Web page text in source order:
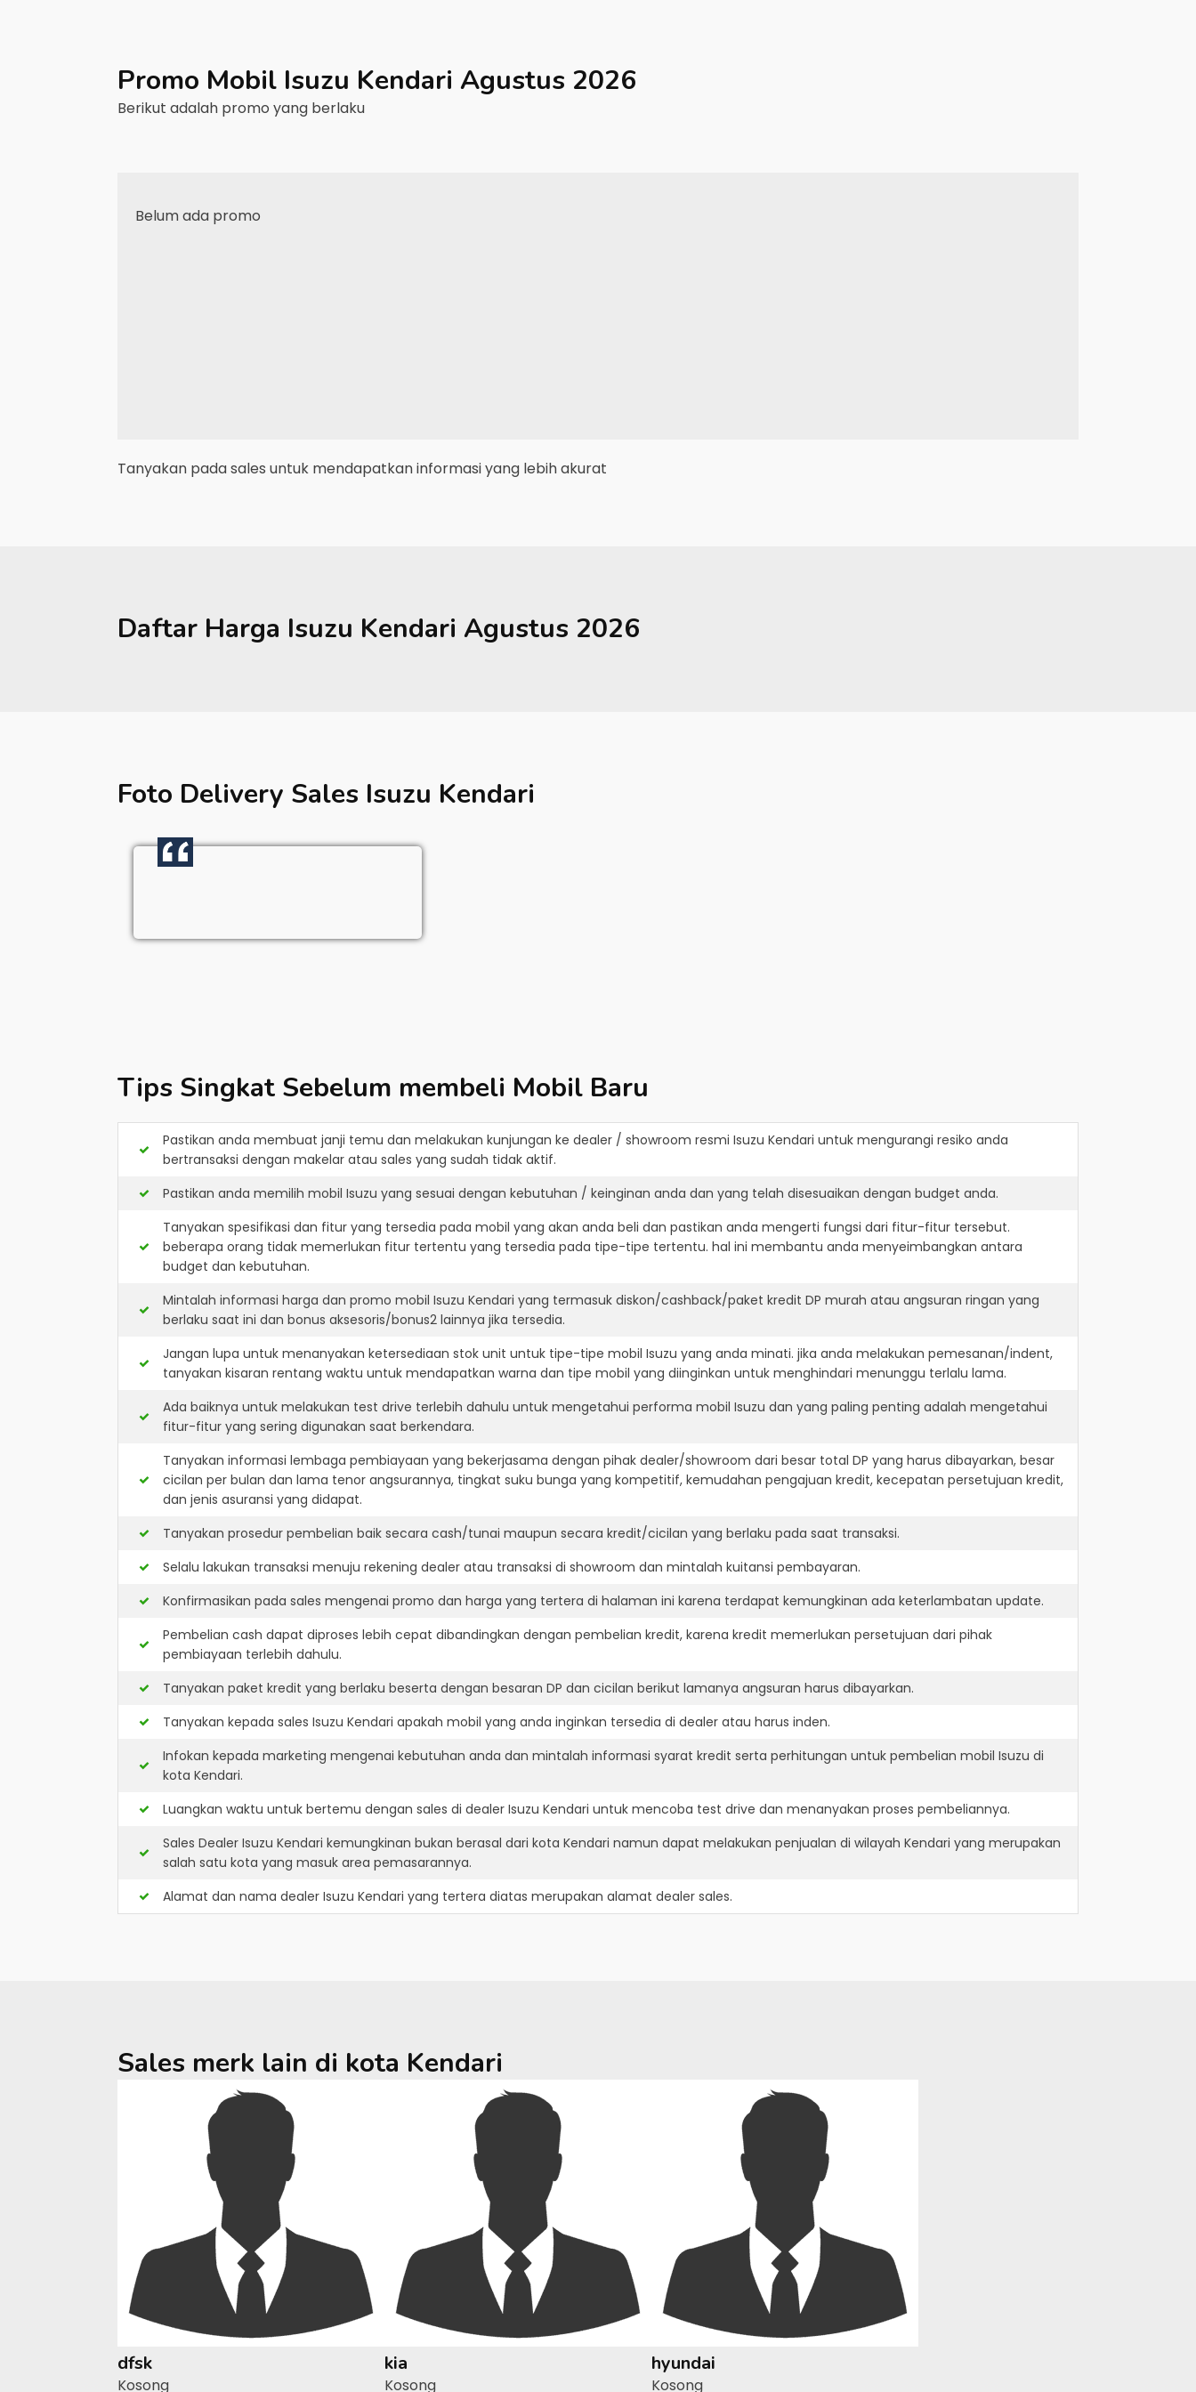
Promo Mobil Isuzu Kendari Agustus 2026
Berikut adalah promo yang berlaku
Belum ada promo
Tanyakan pada sales untuk mendapatkan informasi yang lebih akurat
Daftar Harga Isuzu Kendari Agustus 2026
Foto Delivery Sales Isuzu Kendari
Tips Singkat Sebelum membeli Mobil Baru
Pastikan anda membuat janji temu dan melakukan kunjungan ke dealer / showroom resmi Isuzu Kendari untuk mengurangi resiko anda
bertransaksi dengan makelar atau sales yang sudah tidak aktif.
Pastikan anda memilih mobil Isuzu yang sesuai dengan kebutuhan / keinginan anda dan yang telah disesuaikan dengan budget anda.
Tanyakan spesifikasi dan fitur yang tersedia pada mobil yang akan anda beli dan pastikan anda mengerti fungsi dari fitur-fitur tersebut.
beberapa orang tidak memerlukan fitur tertentu yang tersedia pada tipe-tipe tertentu. hal ini membantu anda menyeimbangkan antara
budget dan kebutuhan.
Mintalah informasi harga dan promo mobil Isuzu Kendari yang termasuk diskon/cashback/paket kredit DP murah atau angsuran ringan yang
berlaku saat ini dan bonus aksesoris/bonus2 lainnya jika tersedia.
Jangan lupa untuk menanyakan ketersediaan stok unit untuk tipe-tipe mobil Isuzu yang anda minati. jika anda melakukan pemesanan/indent,
tanyakan kisaran rentang waktu untuk mendapatkan warna dan tipe mobil yang diinginkan untuk menghindari menunggu terlalu lama.
Ada baiknya untuk melakukan test drive terlebih dahulu untuk mengetahui performa mobil Isuzu dan yang paling penting adalah mengetahui
fitur-fitur yang sering digunakan saat berkendara.
Tanyakan informasi lembaga pembiayaan yang bekerjasama dengan pihak dealer/showroom dari besar total DP yang harus dibayarkan, besar
cicilan per bulan dan lama tenor angsurannya, tingkat suku bunga yang kompetitif, kemudahan pengajuan kredit, kecepatan persetujuan kredit,
dan jenis asuransi yang didapat.
Tanyakan prosedur pembelian baik secara cash/tunai maupun secara kredit/cicilan yang berlaku pada saat transaksi.
Selalu lakukan transaksi menuju rekening dealer atau transaksi di showroom dan mintalah kuitansi pembayaran.
Konfirmasikan pada sales mengenai promo dan harga yang tertera di halaman ini karena terdapat kemungkinan ada keterlambatan update.
Pembelian cash dapat diproses lebih cepat dibandingkan dengan pembelian kredit, karena kredit memerlukan persetujuan dari pihak
pembiayaan terlebih dahulu.
Tanyakan paket kredit yang berlaku beserta dengan besaran DP dan cicilan berikut lamanya angsuran harus dibayarkan.
Tanyakan kepada sales Isuzu Kendari apakah mobil yang anda inginkan tersedia di dealer atau harus inden.
Infokan kepada marketing mengenai kebutuhan anda dan mintalah informasi syarat kredit serta perhitungan untuk pembelian mobil Isuzu di
kota Kendari.
Luangkan waktu untuk bertemu dengan sales di dealer Isuzu Kendari untuk mencoba test drive dan menanyakan proses pembeliannya.
Sales Dealer Isuzu Kendari kemungkinan bukan berasal dari kota Kendari namun dapat melakukan penjualan di wilayah Kendari yang merupakan
salah satu kota yang masuk area pemasarannya.
Alamat dan nama dealer Isuzu Kendari yang tertera diatas merupakan alamat dealer sales.
Sales merk lain di kota Kendari
dfsk
Kosong
kia
Kosong
hyundai
Kosong